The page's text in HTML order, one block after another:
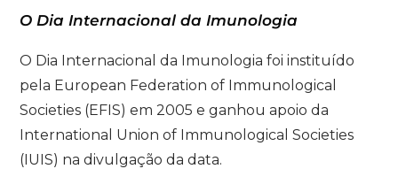
O Dia Internacional da Imunologia
O Dia Internacional da Imunologia foi instituído
pela European Federation of Immunological
Societies (EFIS) em 2005 e ganhou apoio da
International Union of Immunological Societies
(IUIS) na divulgação da data.